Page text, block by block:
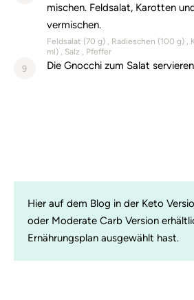
mischen. Feldsalat, Karotten
vermischen.
Feldsalat (70 g) Radieschen (100 g)
ml)
Salz Pfeffer
9 Die Gnocchi zum Salat
Hier auf dem Blog in der Keto
oder Moderate Carb Version
Ernährungsplan ausgewählt hast.